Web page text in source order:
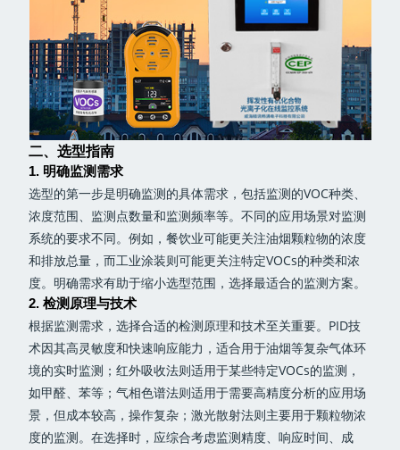
二、选型指南
1. 明确监测需求
选型的第一步是明确监测的具体需求，包括监测的VOC种类、
浓度范围、监测点数量和监测频率等。不同的应用场景对监测
系统的要求不同。例如，餐饮业可能更关注油烟颗粒物的浓度
和排放总量，而工业涂装则可能更关注特定VOCs的种类和浓
度。明确需求有助于缩小选型范围，选择最适合的监测方案。
2. 检测原理与技术
根据监测需求，选择合适的检测原理和技术至关重要。PID技
术因其高灵敏度和快速响应能力，适合用于油烟等复杂气体环
境的实时监测；红外吸收法则适用于某些特定VOCs的监测，
如甲醛、苯等；气相色谱法则适用于需要高精度分析的应用场
景，但成本较高，操作复杂；激光散射法则主要用于颗粒物浓
度的监测。在选择时，应综合考虑监测精度、响应时间、成